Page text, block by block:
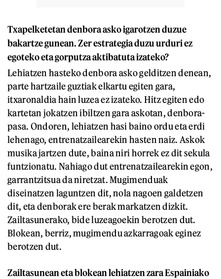
Txapelketetan denbora asko igarotzen duzue
bakartze gunean. Zer estrategia duzu urduri ez
egoteko eta gorputza aktibatuta izateko?
Lehiatzen hasteko denbora asko gelditzen denean,
parte hartzaile guztiak elkartu egiten gara,
itxaronaldia hain luzea ez izateko. Hitz egiten edo
kartetan jokatzen ibiltzen gara askotan, denbora-
pasa. Ondoren, lehiatzen hasi baino ordu eta erdi
lehenago, entrenatzailearekin hasten naiz. Askok
musika jartzen dute, baina niri horrek ez dit sekula
funtzionatu. Nahiago dut entrenatzailearekin egon,
garrantzitsua da niretzat. Mugimenduak
diseinatzen laguntzen dit, nola nagoen galdetzen
dit, eta denborak ere berak markatzen dizkit.
Zailtasunerako, bide luzeagoekin berotzen dut.
Blokean, berriz, mugimendu azkarragoak eginez
berotzen dut.
Zailtasunean eta blokean lehiatzen zara Espainiako